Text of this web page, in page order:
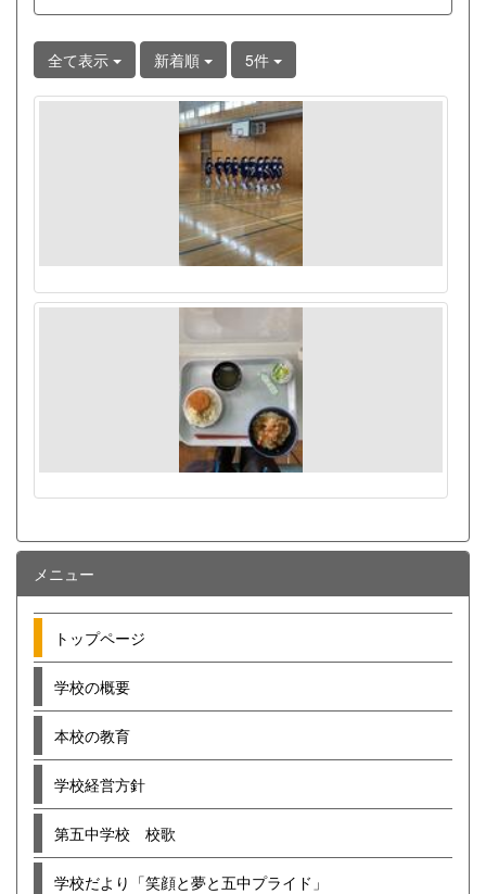
全て表示 新着順 5件
メニュー
トップページ
学校の概要
本校の教育
学校経営方針
第五中学校 校歌
学校だより「笑顔と夢と五中プライド」